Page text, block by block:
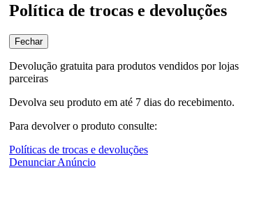
Política de trocas e devoluções
Fechar
Devolução gratuita para produtos vendidos por lojas
parceiras
Devolva seu produto em até 7 dias do recebimento.
Para devolver o produto consulte:
Políticas de trocas e devoluções
Denunciar Anúncio